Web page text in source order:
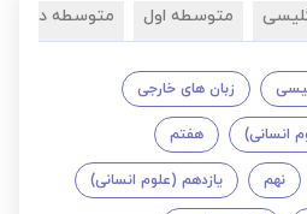
متوسطه اول متوسطه دوم
زبان های خارجی
انسانی) هفتم
نهم یازدهم (علوم انسانی)